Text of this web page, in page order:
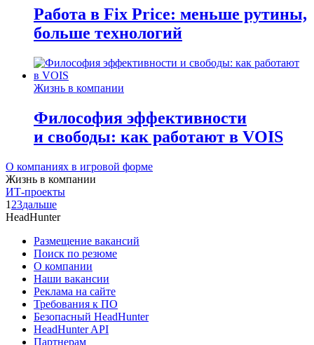
Работа в Fix Price: меньше рутины,
больше технологий
Жизнь в компании
Философия эффективности
и свободы: как работают в VOIS
О компаниях в игровой форме
Жизнь в компании
ИТ-проекты
1 23дальше
HeadHunter
Размещение вакансий
Поиск по резюме
О компании
Наши вакансии
Реклама на сайте
Требования к ПО
Безопасный HeadHunter
HeadHunter API
Партнерам